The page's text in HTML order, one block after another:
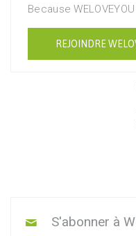
Because WELOVEYOU
REJOINDRE
S'abonner à